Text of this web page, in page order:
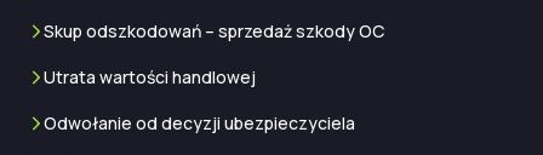
Skup odszkodowań – sprzedaż szkody OC
Utrata wartości handlowej
Odwołanie od decyzji ubezpieczyciela